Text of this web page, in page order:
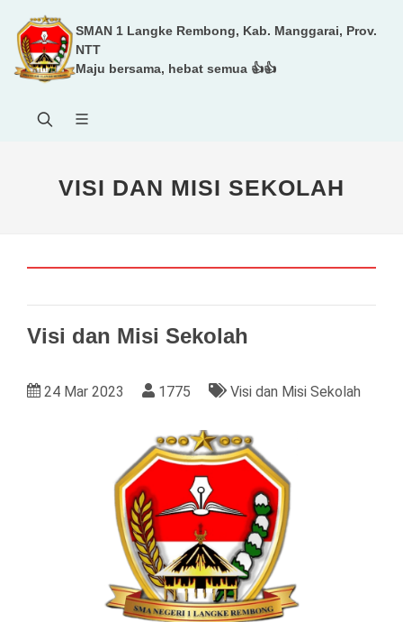
SMAN 1 Langke Rembong, Kab. Manggarai, Prov.
NTT
Maju bersama, hebat semua 👍👍
VISI DAN MISI SEKOLAH
Visi dan Misi Sekolah
24 Mar 2023 1775 Visi dan Misi Sekolah